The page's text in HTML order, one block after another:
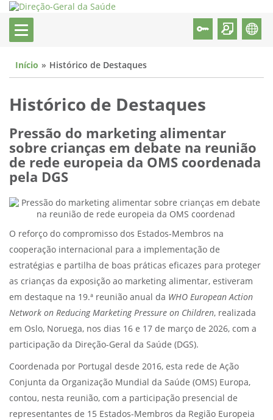
Início Histórico de Destaques
Histórico de Destaques
Pressão do marketing alimentar
sobre crianças em debate na reunião
de rede europeia da OMS coordenada
pela DGS
O reforço do compromisso dos Estados-Membros na
cooperação internacional para a implementação de
estratégias e partilha de boas práticas eficazes para proteger
as crianças da exposição ao marketing alimentar, estiveram
em destaque na 19.ª reunião anual da WHO European Action
Network on Reducing Marketing Pressure on Children, realizada
em Oslo, Noruega, nos dias 16 e 17 de março de 2026, com a
participação da Direção-Geral da Saúde (DGS).
Coordenada por Portugal desde 2016, esta rede de Ação
Conjunta da Organização Mundial da Saúde (OMS) Europa,
contou, nesta reunião, com a participação presencial de
representantes de 15 Estados-Membros da Região Europeia